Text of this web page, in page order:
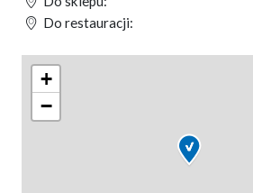
Do restauracji:
+
−